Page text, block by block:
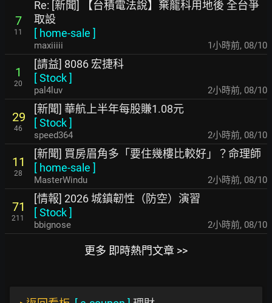
7
11
Re: [新聞] 【台積電法說】棄龍科用地後 全台爭
取設
[ home-sale ]
maxiiiii 1小時前, 08/10
1
20
[請益] 8086 宏捷科
[Stock]
pal4luv 2小時前, 08/10
29
46
[新聞] 華航上半年每股賺1.08元
[Stock]
speed364 2小時前, 08/10
11
28
[新聞] 買房眉角多「要住幾樓比較好」？命理師
[ home-sale ]
MasterWindu 2小時前, 08/10
71
211
[情報] 2026 城鎮韌性（防空）演習
[Stock]
bbignose 2小時前, 08/10
更多 即時熱門文章 >>